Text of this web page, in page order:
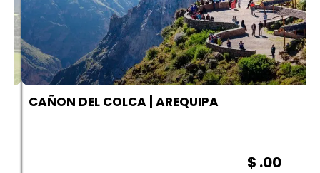
CAÑON DEL COLCA | AREQUIPA
$ .00